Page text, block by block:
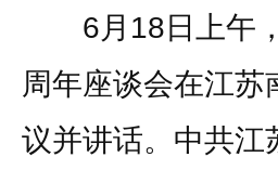
6月18日上午，
周年座谈会在江
议并讲话。中共江